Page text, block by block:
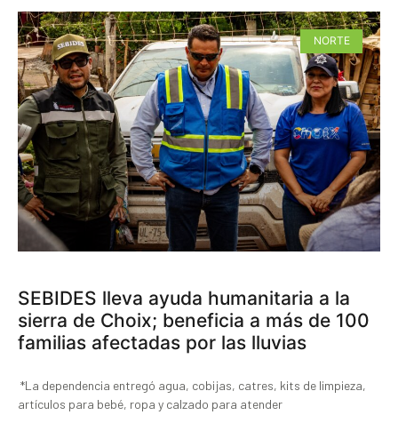
NORTE
SEBIDES lleva ayuda humanitaria a la
sierra de Choix; beneficia a más de 100
familias afectadas por las lluvias
*La dependencia entregó agua, cobijas, catres, kits de limpieza,
artículos para bebé, ropa y calzado para atender